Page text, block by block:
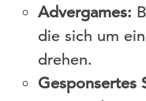
Advergames:
die sich um
drehen.
Gesponsertes